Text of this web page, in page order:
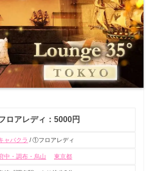
ロアレディ：5000円
ャバクラ / ①フロアレディ
中・調布・烏山 東京都